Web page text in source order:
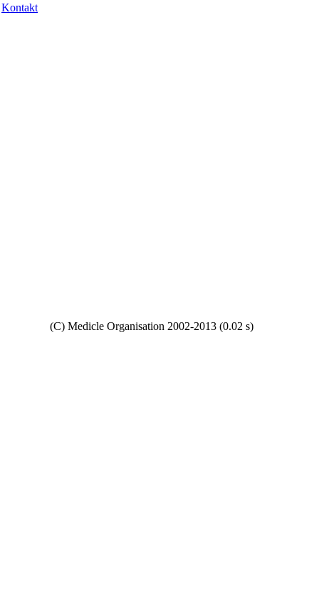
Kontakt
(C) Medicle Organisation 2002-2013 (0.02 s)